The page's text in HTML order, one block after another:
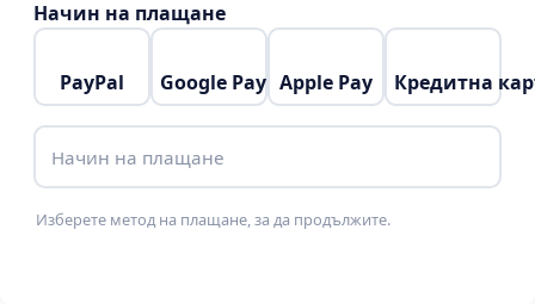
Начин на плащане
PayPal Google Pay Apple Pay Кредитна
Начин на плащане
Изберете метод на плащане, за да продължите.